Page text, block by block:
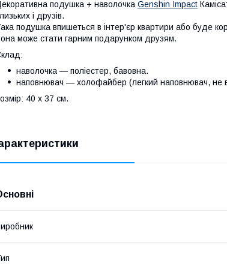
подушка + наволочка Genshin Impact
і друзів.
подушка впишеться в інтер'єр квартири або буде
може стати гарним подарунком друзям.
наволочка — поліестер, бавовна.
наповнювач — холофайбер (легкий наповнювач, не
40 х 37 см.